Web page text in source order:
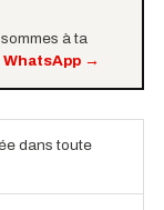
à ta
→
dans toute